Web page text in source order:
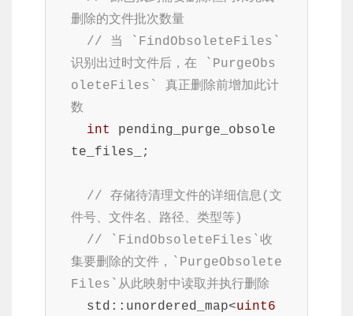
删除的文件批次数量
// 当 `FindObsoleteFiles`
识别出过时文件后，在 `PurgeObs
oleteFiles` 真正删除前增加此计
数
int pending_purge_obsole
te_files_;
// 存储待清理文件的详细信息(文
件号、文件名、路径、类型等)
// `FindObsoleteFiles`收
集要删除的文件，`PurgeObsolete
Files`从此映射中读取并执行删除
  std::unordered_map<
uint6